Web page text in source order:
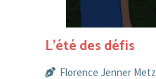
L’été des défis
Florence Jenner Metz